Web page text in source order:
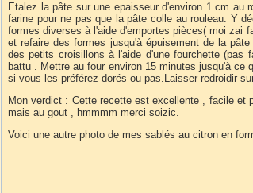
Etalez la pâte sur une epaisseur d'environ 1 cm au
farine pour ne pas que la pâte colle au rouleau. Y
formes diverses à l'aide d'emportes pièces( moi zai
et refaire des formes jusqu'à épuisement de la
des petits croisillons à l'aide d'une fourchette (pas
battu . Mettre au four environ 15 minutes jusqu'à ce
si vous les préférez dorés ou pas.Laisser redroidir
Mon verdict : Cette recette est excellente , facile et
mais au gout , hmmmm merci soizic.
Voici une autre photo de mes sablés au citron en